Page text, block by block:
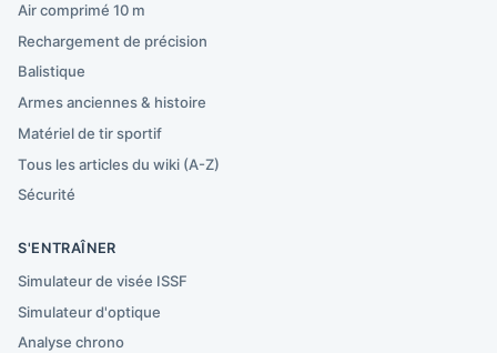
Air comprimé 10 m
Rechargement de précision
Balistique
Armes anciennes & histoire
Matériel de tir sportif
Tous les articles du wiki (A-Z)
Sécurité
S'ENTRAÎNER
Simulateur de visée ISSF
Simulateur d'optique
Analyse chrono